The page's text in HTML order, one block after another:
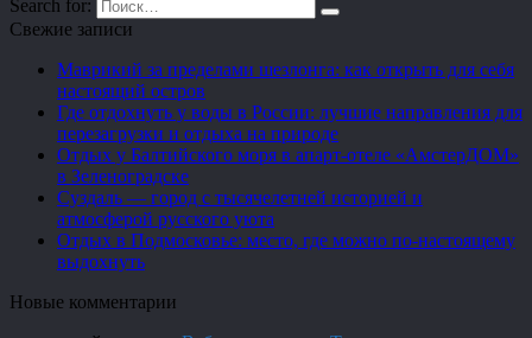
Search for:
Свежие записи
Маврикий за пределами шезлонга: как открыть для себя
настоящий остров
Где отдохнуть у воды в России: лучшие направления для
перезагрузки и отдыха на природе
Отдых у Балтийского моря в апарт-отеле «АмстерДОМ»
в Зеленоградске
Суздаль — город с тысячелетней историей и
атмосферой русского уюта
Отдых в Подмосковье: место, где можно по-настоящему
выдохнуть
Новые комментарии